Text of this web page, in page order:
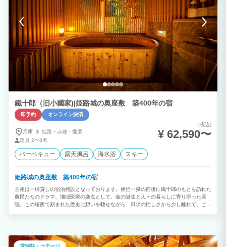
は、ご家族連れや初級者にお勧めです。 ⸻ 宿泊先： 建物全体を貸切でご利用い
ただけます。檜風呂と庭を備え、自然の中で静かに過ごすための住まいとして整えまし
た。 また、当施設では、宿泊施設で使用する電力に加え、東京・愛知・神奈川方面か
らの車移動や周辺観光時の車両移動に伴うCO2排出量について、カーボンオフセット
を実施しています。 オフセットには、一般社団法人 more trees を通じて、熊本県小国
町の森林整備プロジェクト由来のJ-クレジットを利用しています。 ⸻ 定員につい
て： 定員は4名です。 添い寝のお子さまは人数に含めずご宿泊いただけます。 ⸻
リビング： リビングには、マルニ木工のソファセットやウォールナット無垢材の家具
を設えています。 窓の外の庭を眺めながら読書や会話を楽しんだり、ただ何もしない
時間を過ごしたりするための空間です。 冬季には、イタリア製ペレットストーブのや
わらかな暖かさと炎のゆらぎをお楽しみいただけます。 ⸻ 寝室・和室（眠りの環
境）： 洋寝室にはベッド2台、和室には布団2組をご用意しています。和室では、日本
ざらし綿素材を使用しています。整いすぎたホテルリネンではなく、自然な肌触りと家
のような心地よさを大切にしています。 ⸻ 浴室・温泉・トイレ： 木曽檜を使用
した檜風呂です。 北アルプス・中房渓谷から引いた源泉を使用し、加水のみ行い、循
環や加温はせず掛け流しでご利用いただけます。 トイレは温水洗浄機能付きです。
⸻ リネン・アメニティ類： 館内着は、京都の生地屋によるガーゼ素材のものをご
用意しています。タオル類は、高級ホテル仕様の大判の今治タオルを採用しています。
シャンプー類は、京都発のオーガニックブランド「NEMOHAMO」を使用しています。
⸻ 庭・アウトドアリビング： 敷地約450㎡の庭には、地元の植物を中心に植栽を
り、お子様が自然の中で遊んだりすることができます。 ⸻ 食事について： 夕食
の提供は行っていません。 近隣のお店での食事や、地元の食材を持ち帰って楽しむ滞
在を想定しています。 朝はセルフ式の軽朝食をご用意しています。生わさびをすりお
ろして味わう、安曇野らしい朝の時間をお楽しみください。 八ヶ岳珈琲店のスペシャ
リティコーヒーと、地元安曇野のハーブティーもご自由にどうぞ。
鐵十郎（旧小國家)|姫路城の奥座敷 築400年の宿
即予約 オンライン決済
兵庫 姫路・ 赤穂・ 播磨
定員 2〜8名
(税込)
¥ 62,590〜
バーベキュー 露天風呂 海水浴 スキー
姫路城の奥座敷 築400年の宿
主屋は一棟貸しの宿泊施設となっております。播但一揆の前後に鐵十郎のもとを訪れた
農民たちのドラマ。地域医療の拠点として、命の誕生と人々の暮らしに寄り添った産
院。この場所で刻まれた歴史に想いを馳せながら、日頃の忙しさから少し離れて、ごゆ
物配送サービス『手ぶらくん』登録施設 ＜敷地内のテナント＞ ・アロママッサージ
・足つぼマッサージ ・オーガニックパン ひと粒